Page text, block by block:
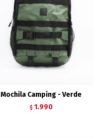
Mochila Camping - Verde
$ 1.990